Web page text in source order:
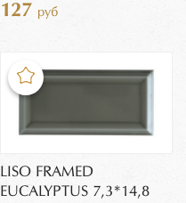
127 руб
LISO FRAMED
EUCALYPTUS 7,3*14,8